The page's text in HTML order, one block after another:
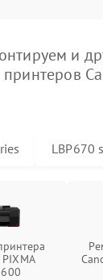
и
принтеров
LBP670